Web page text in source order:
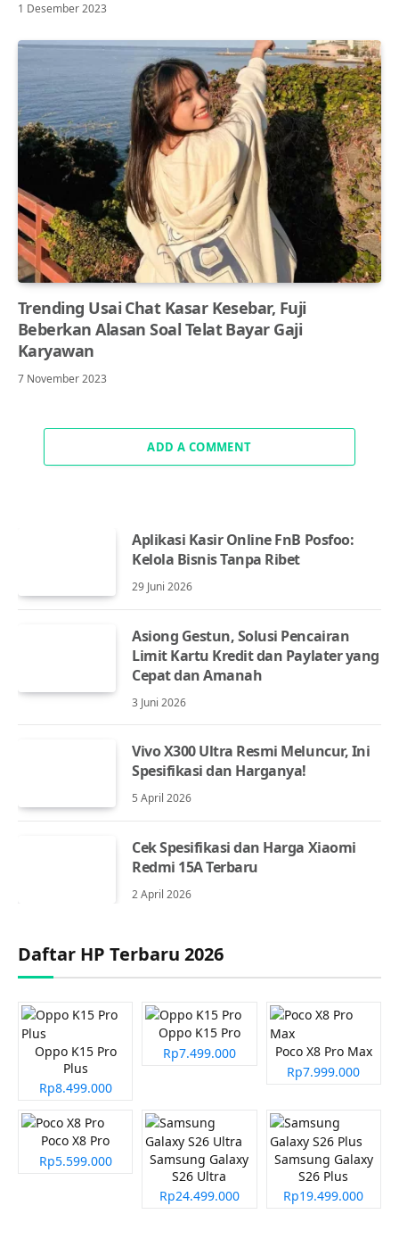
1 Desember 2023
Trending Usai Chat Kasar Kesebar, Fuji
Beberkan Alasan Soal Telat Bayar Gaji
Karyawan
7 November 2023
ADD A COMMENT
Aplikasi Kasir Online FnB Posfoo:
Kelola Bisnis Tanpa Ribet
29 Juni 2026
Asiong Gestun, Solusi Pencairan
Limit Kartu Kredit dan Paylater yang
Cepat dan Amanah
3 Juni 2026
Vivo X300 Ultra Resmi Meluncur, Ini
Spesifikasi dan Harganya!
5 April 2026
Cek Spesifikasi dan Harga Xiaomi
Redmi 15A Terbaru
2 April 2026
Daftar HP Terbaru 2026
Oppo K15 Pro
Plus
Rp8.499.000
Oppo K15 Pro
Rp7.499.000
Poco X8 Pro Max
Rp7.999.000
Poco X8 Pro
Rp5.599.000
Samsung Galaxy
S26 Ultra
Rp24.499.000
Samsung Galaxy
S26 Plus
Rp19.499.000